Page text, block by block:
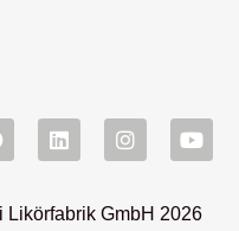
GmbH 2026